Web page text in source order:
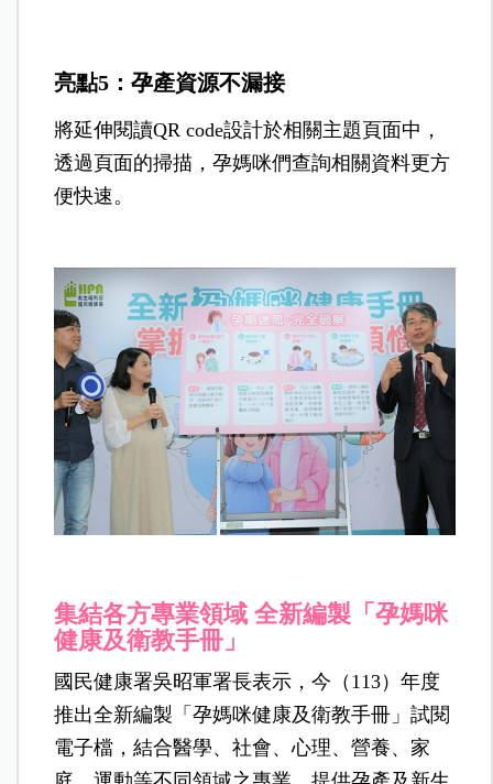
亮點5：孕產資源不漏接
將延伸閱讀QR code設計於相關主題頁面中，
透過頁面的掃描，孕媽咪們查詢相關資料更方
便快速。
集結各方專業領域 全新編製「孕媽咪
健康及衛教手冊」
國民健康署吳昭軍署長表示，今（113）年度
推出全新編製「孕媽咪健康及衛教手冊」試閱
電子檔，結合醫學、社會、心理、營養、家